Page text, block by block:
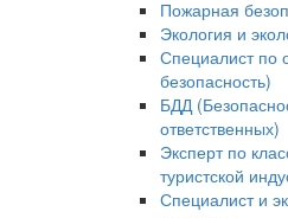
Пожарная
Экология и
Специалист по
безопасность)
БДД
ответственных)
Эксперт по
туристской
Специалист и